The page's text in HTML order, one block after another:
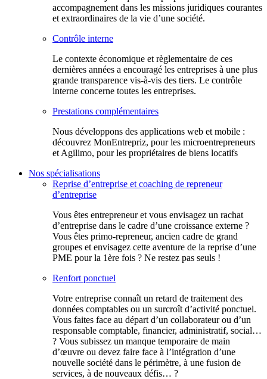
accompagnement dans les missions juridiques courantes
et extraordinaires de la vie d’une société.
Contrôle interne
Le contexte économique et règlementaire de ces
dernières années a encouragé les entreprises à une plus
grande transparence vis-à-vis des tiers. Le contrôle
interne concerne toutes les entreprises.
Prestations complémentaires
Nous développons des applications web et mobile :
découvrez MonEntrepriz, pour les microentrepreneurs
et Agilimo, pour les propriétaires de biens locatifs
Nos spécialisations
Reprise d’entreprise et coaching de repreneur
d’entreprise
Vous êtes entrepreneur et vous envisagez un rachat
d’entreprise dans le cadre d’une croissance externe ?
Vous êtes primo-repreneur, ancien cadre de grand
groupes et envisagez cette aventure de la reprise d’une
PME pour la 1ère fois ? Ne restez pas seuls !
Renfort ponctuel
Votre entreprise connaît un retard de traitement des
données comptables ou un surcroît d’activité ponctuel.
Vous faites face au départ d’un collaborateur ou d’un
responsable comptable, financier, administratif, social…
? Vous subissez un manque temporaire de main
d’œuvre ou devez faire face à l’intégration d’une
nouvelle société dans le périmètre, à une fusion de
services, à de nouveaux défis… ?